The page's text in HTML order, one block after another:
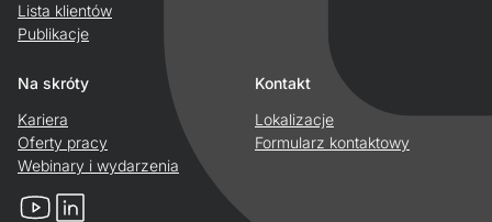
Lista klientów
Publikacje
Na skróty
Kariera
Oferty pracy
Webinary i wydarzenia
Kontakt
Lokalizacje
Formularz kontaktowy
YouTubeLinkedIn